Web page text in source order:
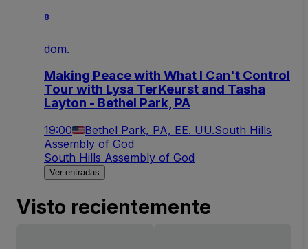
8
dom.
Making Peace with What I Can't Control
Tour with Lysa TerKeurst and Tasha
Layton - Bethel Park, PA
19:00 Bethel Park, PA, EE. UU.South Hills
Assembly of God
South Hills Assembly of God
Ver entradas
Visto recientemente